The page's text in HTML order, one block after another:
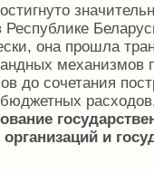
она прошла
механизмов
до сочетания
и